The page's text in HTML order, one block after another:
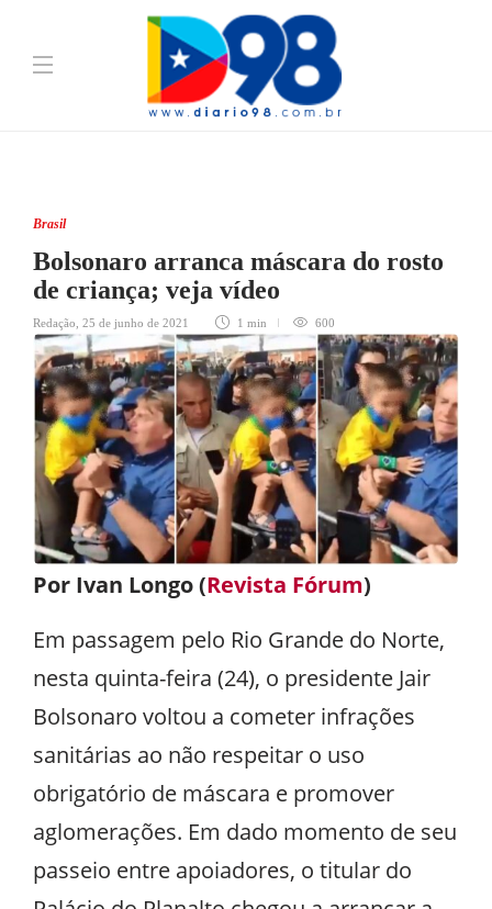
Brasil
Bolsonaro arranca máscara do rosto
de criança; veja vídeo
Redação 25 de junho de 2021 1 min 600
Por Ivan Longo (Revista Fórum)
Em passagem pelo Rio Grande do Norte,
nesta quinta-feira (24), o presidente Jair
Bolsonaro voltou a cometer infrações
sanitárias ao não respeitar o uso
obrigatório de máscara e promover
aglomerações. Em dado momento de seu
passeio entre apoiadores, o titular do